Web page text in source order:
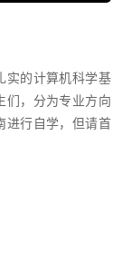
实的计算机科学基
们，分为专业方向
进行自学，但请首